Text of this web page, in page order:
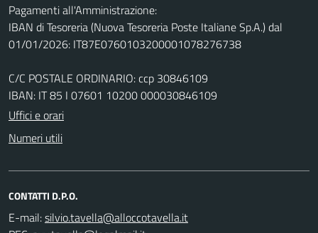
Pagamenti all'Amministrazione:
IBAN di Tesoreria (Nuova Tesoreria Poste Italiane Sp.A.) dal
01/01/2026: IT87E0760103200001078276738
C/C POSTALE ORDINARIO: ccp 30846109
IBAN: IT 85 I 07601 10200 000030846109
Uffici e orari
Numeri utili
CONTATTI D.P.O.
E-mail: